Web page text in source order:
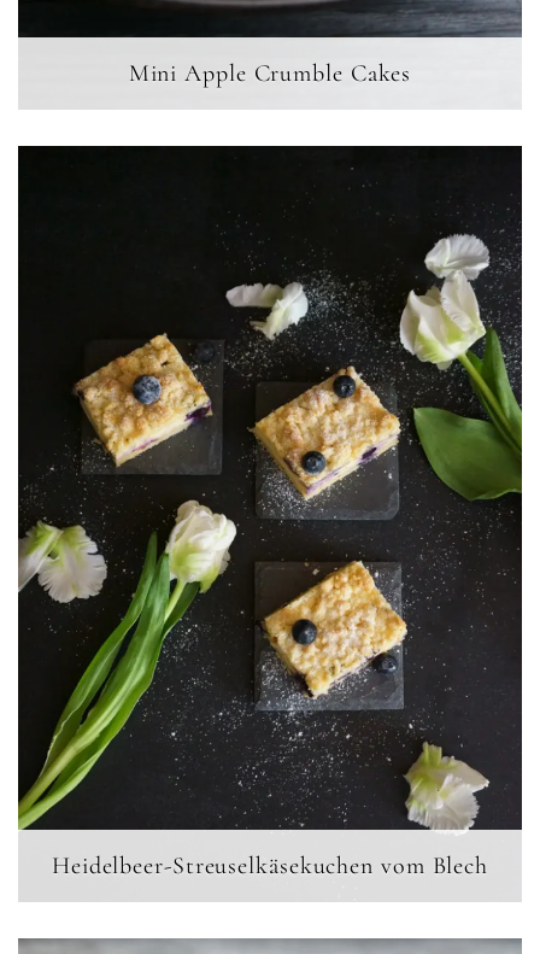
Mini Apple Crumble Cakes
Heidelbeer-Streuselkäsekuchen vom Blech